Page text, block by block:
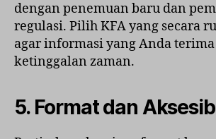
dengan penemuan baru dan
regulasi. Pilih KFA yang secara
agar informasi yang Anda
ketinggalan zaman.
5. Format dan